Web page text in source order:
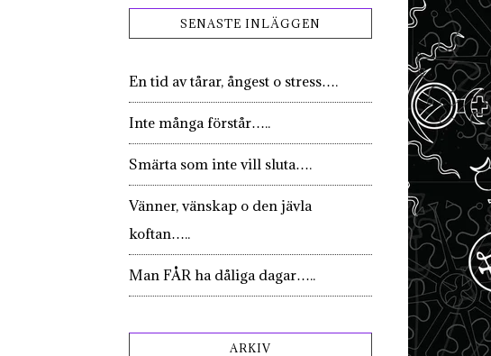
SENASTE INLÄGGEN
En tid av tårar, ångest o stress….
Inte många förstår…..
Smärta som inte vill sluta….
Vänner, vänskap o den jävla
koftan…..
Man FÅR ha dåliga dagar…..
ARKIV